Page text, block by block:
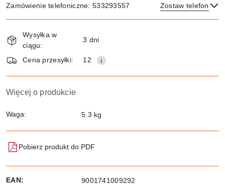
Zamówienie telefoniczne: 533293557 Zostaw telefon
Dostępność
i
dostawa
Wysyłka w
ciągu:
3 dni
Cena przesyłki: 12
Więcej o produkcie
Waga: 5.3 kg
Pobierz produkt do PDF
EAN: 9001741009292